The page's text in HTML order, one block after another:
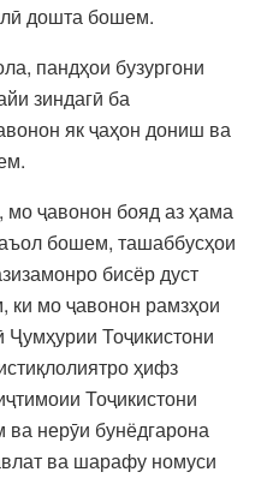
дошта бошем.
пандҳои бузургони
зиндагӣ ба
як ҷаҳон дониш ва
ҷавонон бояд аз ҳама
бошем, ташаббусҳои
бисёр дуст
мо ҷавонон рамзҳои
Тоҷикистони
ҳифз
Тоҷикистони
ва нерӯи бунёдгарона
ва шарафу номуси